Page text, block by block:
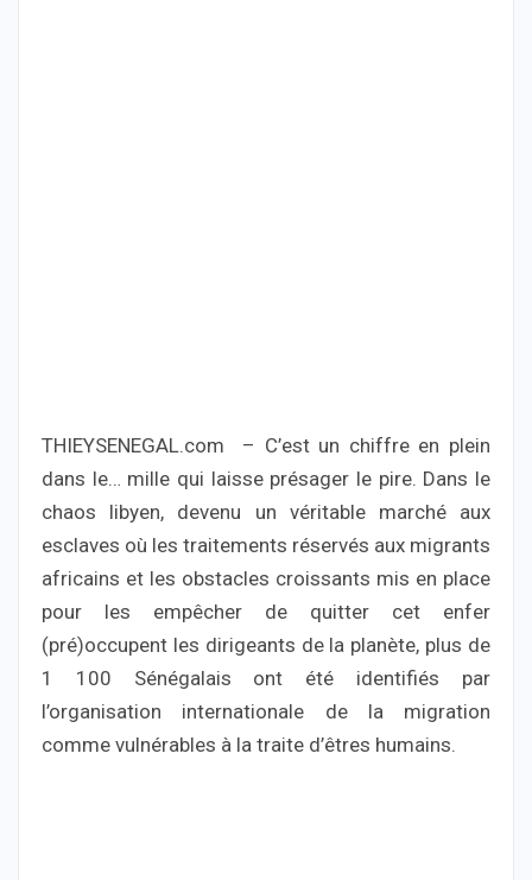
THIEYSENEGAL.com – C’est un chiffre en plein
dans le… mille qui laisse présager le pire. Dans le
chaos libyen, devenu un véritable marché aux
esclaves où les traitements réservés aux migrants
africains et les obstacles croissants mis en place
pour les empêcher de quitter cet enfer
(pré)occupent les dirigeants de la planète, plus de
1 100 Sénégalais ont été identifiés par
l’organisation internationale de la migration
comme vulnérables à la traite d’êtres humains.